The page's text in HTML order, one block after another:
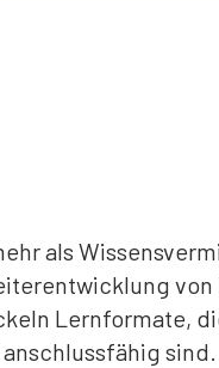
als
von
Lernformate,